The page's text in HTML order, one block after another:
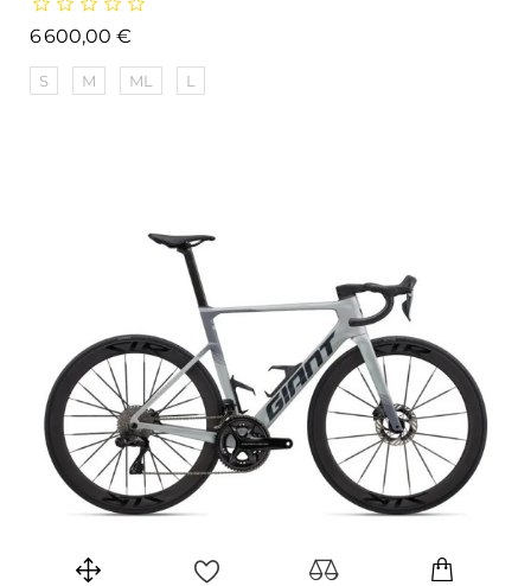
6 600,00 €
S M ML L